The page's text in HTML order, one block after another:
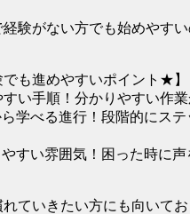
経験がない方でも始めやす
でも進めやすいポイント★】
い手順！分かりやすい作業
学べる進行！段階的にステ
すい雰囲気！困った時に声
ていきたい方にも向いてお